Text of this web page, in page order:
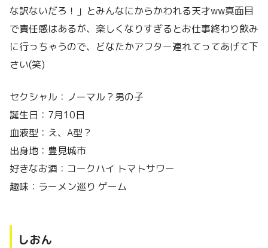
な訳ないだろ！」とみんなにからかわれる天才ww真面目
で責任感はあるが、楽しくなりすぎるとお仕事終わり飲み
に行っちゃうので、どなたかアフター連れてってあげて下
さい(笑)
セクシャル：ノーマル？男の子
誕生日：7月10日
血液型：え、A型？
出身地：豊見城市
好きなお酒：コークハイ トマトサワー
趣味：ラーメン巡り ゲーム
しおん